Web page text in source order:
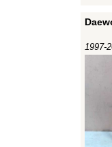
1997-